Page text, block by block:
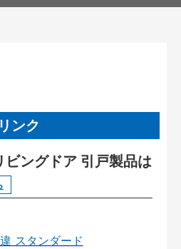
ンク
ングドア 引戸製品は
スタンダード